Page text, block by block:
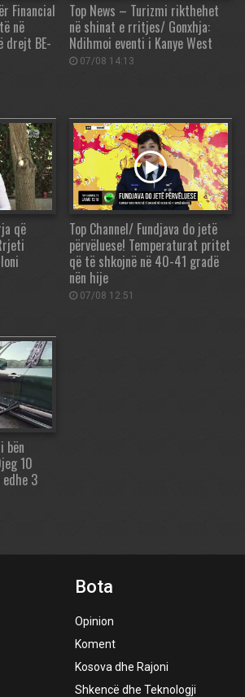
Financial
në
drejt BE-
Top News – Turizmi rikthehet
në shinat e rritjes/ Gonxhja:
Ndihmoi eventi i Kanye West
07/08 14:13
që
Top Channel/ Fundjava do jetë
përvëluese! Temperaturat pritet
që të shkojnë në 40-41 gradë
nën hije
07/08 12:51
bën
10
edhe 3
Bota
Opinion
Koment
Kosova dhe Rajoni
Shkencë dhe Teknologji